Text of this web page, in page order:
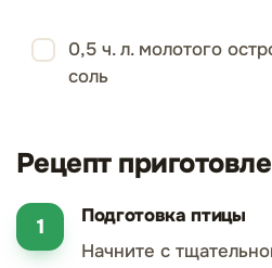
0,5 ч. л. молотого
соль
Рецепт
Подготовка птицы
Начните с